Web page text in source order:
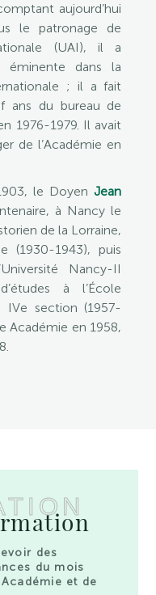
aujourd’hui
le patronage de
(UAI), il a
éminente dans la
; il a fait
ans du bureau de
1976-1979. Il avait
de l’Académie en
le DoyenJean
à Nancy le
de la Lorraine,
(1930-1943), puis
Nancy-II
à l’École
IVe section (1957-
Académie en 1958,
des
du mois
et de